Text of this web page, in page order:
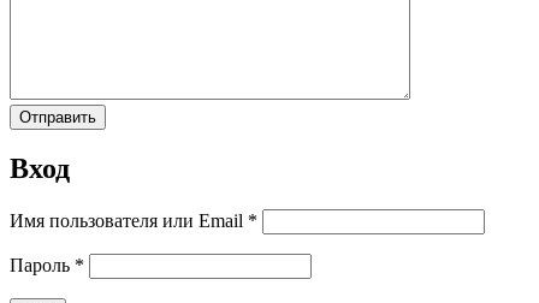
Вход
Имя пользователя или Email *
Пароль *